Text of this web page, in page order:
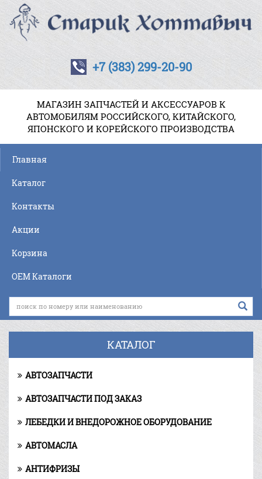
+7 (383) 299-20-90
МАГАЗИН ЗАПЧАСТЕЙ И АКСЕССУАРОВ К
АВТОМОБИЛЯМ РОССИЙСКОГО, КИТАЙСКОГО,
ЯПОНСКОГО И КОРЕЙСКОГО ПРОИЗВОДСТВА
Главная
Каталог
Контакты
Акции
Корзина
OEM Каталоги
КАТАЛОГ
АВТОЗАПЧАСТИ
АВТОЗАПЧАСТИ ПОД ЗАКАЗ
ЛЕБЕДКИ И ВНЕДОРОЖНОЕ ОБОРУДОВАНИЕ
АВТОМАСЛА
АНТИФРИЗЫ